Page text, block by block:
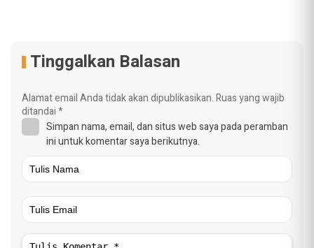
Tinggalkan Balasan
Alamat email Anda tidak akan dipublikasikan.Ruas yang wajib
ditandai*
Simpan nama, email, dan situs web saya pada peramban
ini untuk komentar saya berikutnya.